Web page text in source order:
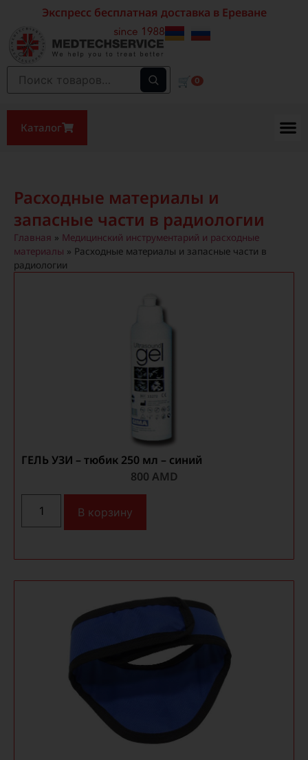
Экспресс бесплатная доставка в Ереване
🛒 0
Каталог
Расходные материалы и
запасные части в радиологии
Главная » Медицинский инструментарий и расходные
материалы » Расходные материалы и запасные части в
радиологии
ГЕЛЬ УЗИ – тюбик 250 мл – синий
800 AMD
В корзину